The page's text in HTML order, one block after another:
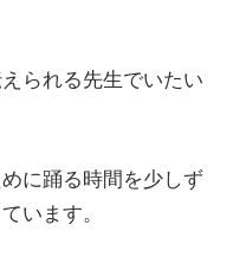
られる先生でいたい
に踊る時間を少しず
います。